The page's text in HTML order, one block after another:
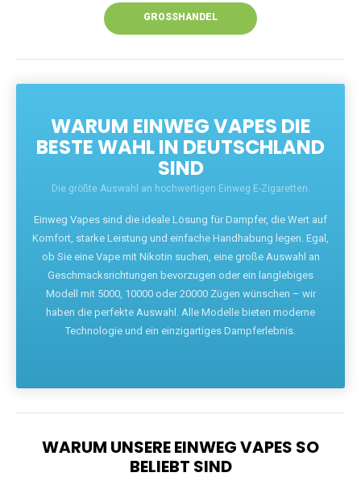
GROSSHANDEL
WARUM EINWEG VAPES DIE
BESTE WAHL IN DEUTSCHLAND
SIND
Die größte Auswahl an hochwertigen Einweg E-Zigaretten.
Einweg Vapes sind die ideale Lösung für Dampfer, die Wert auf
Komfort, starke Leistung und einfache Handhabung legen. Egal,
ob Sie eine Vape mit Nikotin suchen, eine große Auswahl an
Geschmacksrichtungen bevorzugen oder ein langlebiges
Modell mit 5000, 10000 oder 20000 Zügen wünschen – wir
haben die perfekte Auswahl. Alle Modelle bieten moderne
Technologie und ein einzigartiges Dampferlebnis.
WARUM UNSERE EINWEG VAPES SO
BELIEBT SIND